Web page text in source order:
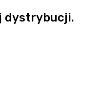
dystrybucji.